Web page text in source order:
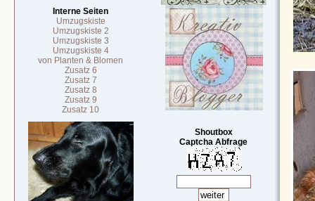
Interne Seiten
Umzugskiste
Umzugskiste 2
Umzugskiste 3
Umzugskiste 4
von Planten & Blomen
Zusatz 6
Zusatz 7
Zusatz 8
Zusatz 9
Zusatz 10
Shoutbox
Captcha Abfrage